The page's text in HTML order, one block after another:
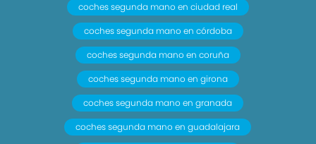
coches segunda mano en ciudad real
coches segunda mano en córdoba
coches segunda mano en coruña
coches segunda mano en girona
coches segunda mano en granada
coches segunda mano en guadalajara